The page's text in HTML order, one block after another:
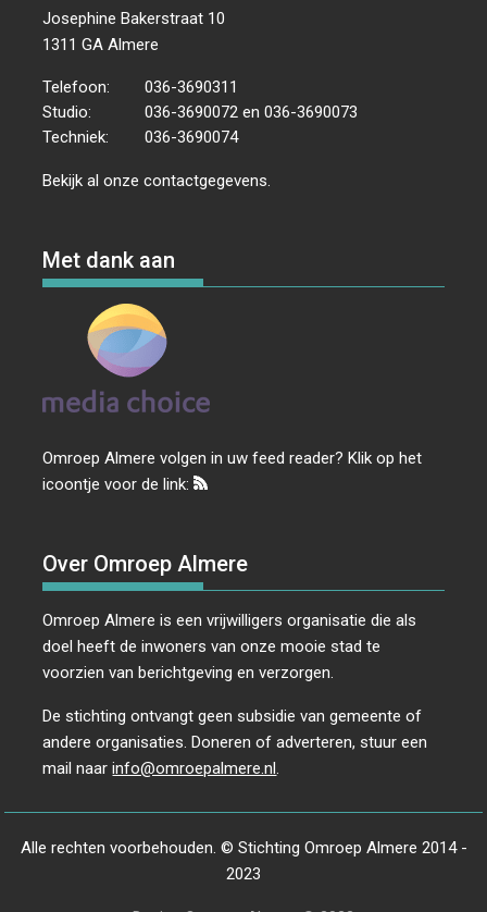
Josephine Bakerstraat 10
1311 GA Almere
Telefoon:
036-3690311
Studio:
036-3690072 en 036-3690073
Techniek:
036-3690074
Bekijk al onzecontactgegevens
Met dank aan
Omroep Almere volgen in uw feed reader? Klik op het
icoontje voor de link:
Over Omroep Almere
Omroep Almere is een vrijwilligers organisatie die als
doel heeft de inwoners van onze mooie stad te
voorzien van berichtgeving en verzorgen.
De stichting ontvangt geen subsidie van gemeente of
andere organisaties. Doneren of adverteren, stuur een
mail naarinfo@omroepalmere.nl.
Alle rechten voorbehouden. © Stichting Omroep Almere 2014 -
2023